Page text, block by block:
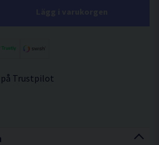
på Trustpilot